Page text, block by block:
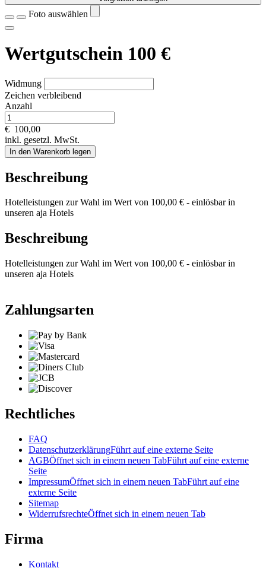
Foto auswählen
Wertgutschein 100 €
Widmung
Zeichen verbleibend
Anzahl
€ 100,00
inkl. gesetzl. MwSt.
In den Warenkorb legen
Beschreibung
Hotelleistungen zur Wahl im Wert von 100,00 € - einlösbar in
unseren aja Hotels
Beschreibung
Hotelleistungen zur Wahl im Wert von 100,00 € - einlösbar in
unseren aja Hotels
Zahlungsarten
Rechtliches
FAQ
DatenschutzerklärungFührt auf eine externe Seite
AGBÖffnet sich in einem neuen TabFührt auf eine externe
Seite
ImpressumÖffnet sich in einem neuen TabFührt auf eine
externe Seite
Sitemap
WiderrufsrechteÖffnet sich in einem neuen Tab
Firma
Kontakt